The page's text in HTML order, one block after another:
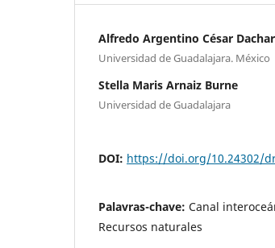
Alfredo Argentino César
Universidad de Guadalajara. México
Stella Maris Arnaiz Burne
Universidad de Guadalajara
DOI: https://doi.org/10.24302/
Palavras-chave: Canal
Recursos naturales